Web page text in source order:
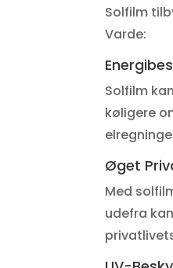
Solfilm
Varde:
Solfilm
køligere
Øget
Med
udefra